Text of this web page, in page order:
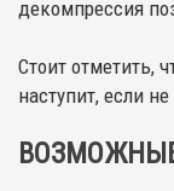
декомпрессия
Стоит отметить,
наступит, если